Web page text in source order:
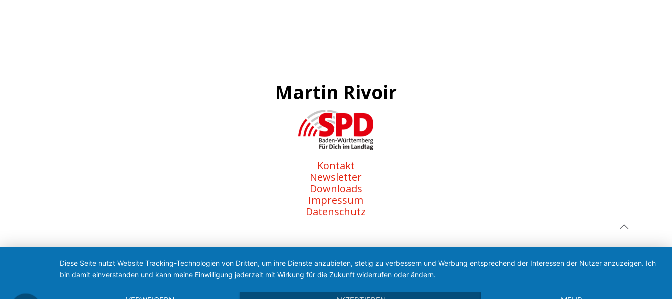
Martin Rivoir
Kontakt
Newsletter
Downloads
Impressum
Datenschutz
Diese Seite nutzt Website Tracking-Technologien von Dritten, um ihre Dienste anzubieten, stetig zu verbessern und Werbung entsprechend der Interessen der Nutzer anzuzeigen. Ich
bin damit einverstanden und kann meine Einwilligung jederzeit mit Wirkung für die Zukunft widerrufen oder ändern.